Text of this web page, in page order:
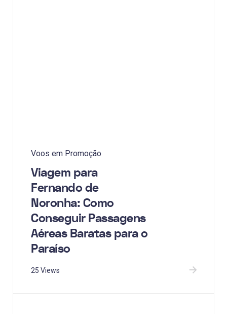
Voos em Promoção
Viagem para
Fernando de
Noronha: Como
Conseguir Passagens
Aéreas Baratas para o
Paraíso
25 Views